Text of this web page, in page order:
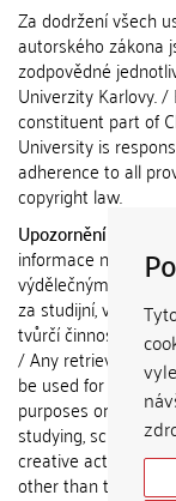
Za dodržení všech
autorského zákona
zodpovědné
Univerzity Karlovy. /
constituent part of
University is
adherence to all
copyright law.
Upozornění / Notice:
informace
výdělečným
za studijní,
tvůrčí činnost jiné
/ Any retrieved
be used for any
purposes or
studying, scientific
creative activities
other than the author.